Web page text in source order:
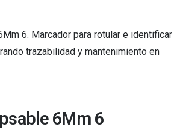
6. Marcador para rotular e identificar
trazabilidad y mantenimiento en
6Mm 6